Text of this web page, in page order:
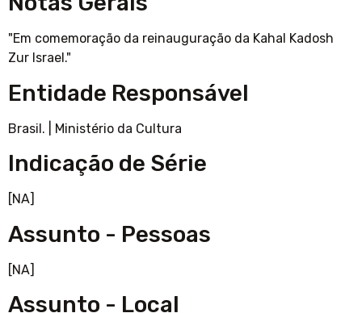
"Em comemoração da reinauguração da Kahal Kadosh
Zur Israel."
Entidade Responsável
Brasil. Ministério da Cultura
Indicação de Série
[NA]
Assunto - Pessoas
[NA]
Assunto - Local